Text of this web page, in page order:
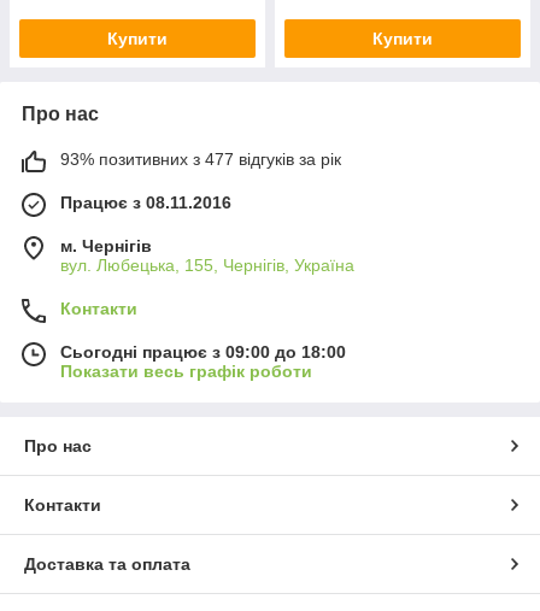
Купити Купити
Про нас
93% позитивних з 477 відгуків за рік
Працює з 08.11.2016
м. Чернігів
вул. Любецька, 155, Чернігів, Україна
Контакти
Сьогодні працює з 09:00 до 18:00
Показати весь графік роботи
Про нас
Контакти
Доставка та оплата